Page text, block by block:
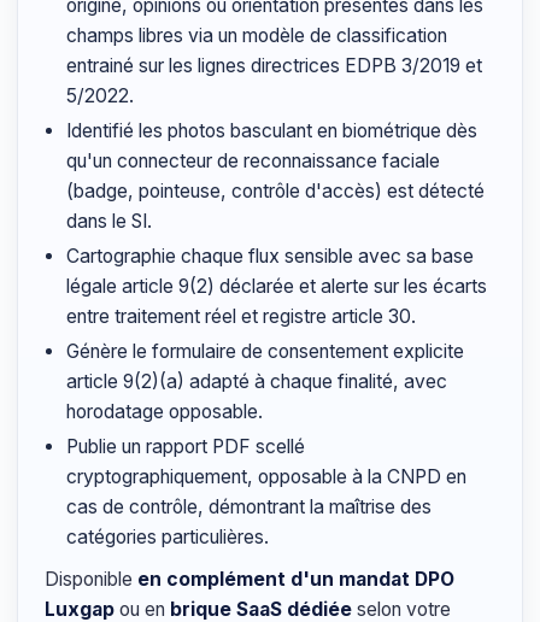
origine, opinions ou orientation présentes dans les
champs libres via un modèle de classification
entrainé sur les lignes directrices EDPB 3/2019 et
5/2022.
Identifié les photos basculant en biométrique dès
qu'un connecteur de reconnaissance faciale
(badge, pointeuse, contrôle d'accès) est détecté
dans le SI.
Cartographie chaque flux sensible avec sa base
légale article 9(2) déclarée et alerte sur les écarts
entre traitement réel et registre article 30.
Génère le formulaire de consentement explicite
article 9(2)(a) adapté à chaque finalité, avec
horodatage opposable.
Publie un rapport PDF scellé
cryptographiquement, opposable à la CNPD en
cas de contrôle, démontrant la maîtrise des
catégories particulières.
Disponible en complément d'un mandat DPO
Luxgap ou en brique SaaS dédiée selon votre